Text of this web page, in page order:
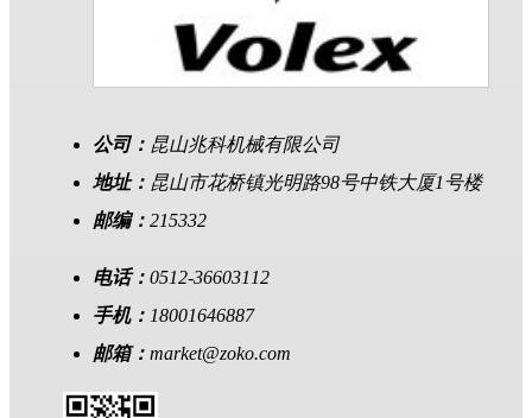
公司： 昆山兆科机械有限公司
地址： 昆山市花桥镇光明路98号中铁大厦1号楼
邮编： 215332
电话： 0512-36603112
手机： 18001646887
邮箱： market@zoko.com